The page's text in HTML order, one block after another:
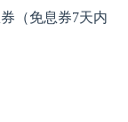
（免息券7天内